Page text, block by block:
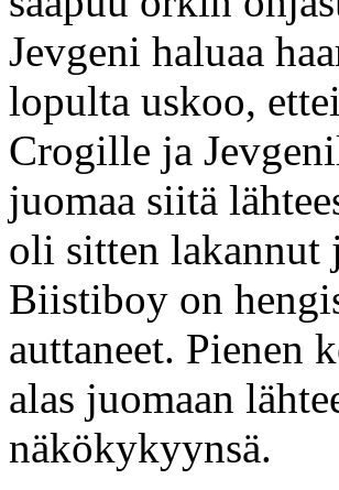
Jevgeni haluaa
lopulta uskoo,
Crogille ja
juomaa siitä
oli sitten lakannut
Biistiboy on
auttaneet. Pienen
alas juomaan
näkökykyynsä.